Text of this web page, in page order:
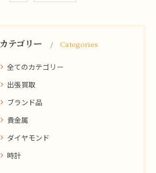
カテゴリー Categories
全てのカテゴリー
出張買取
ブランド品
貴金属
ダイヤモンド
時計